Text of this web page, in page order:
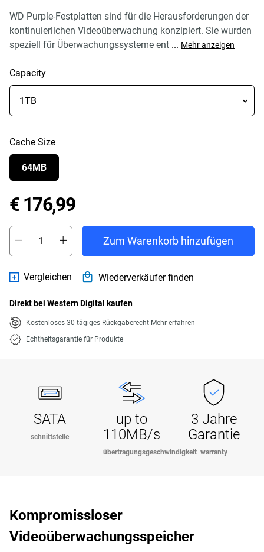
WD Purple-Festplatten sind für die Herausforderungen der
kontinuierlichen Videoüberwachung konzipiert. Sie wurden
speziell für Überwachungssysteme ent ... Mehr anzeigen
Capacity
Cache Size
64MB
€ 176,99Price € 176,99
Zum Warenkorb hinzufügen
Vergleichen Wiederverkäufer finden
Direkt bei Western Digital kaufen
Kostenloses 30-tägiges Rückgaberecht Mehr erfahren
Echtheitsgarantie für Produkte
SATA
schnittstelle
up to
110MB/s
übertragungsgeschwindigkeit
3 Jahre
Garantie
warranty
Kompromissloser
Videoüberwachungsspeicher